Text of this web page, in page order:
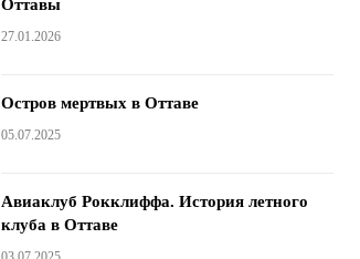
Оттавы
27.01.2026
Остров мертвых в Оттаве
05.07.2025
Авиаклуб Рокклиффа. История летного
клуба в Оттаве